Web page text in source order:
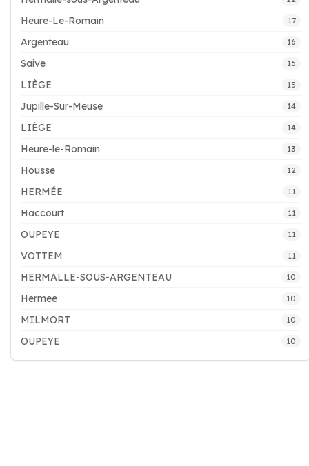
Heure-Le-Romain 17
Argenteau 16
Saive 16
LIÈGE 15
Jupille-Sur-Meuse 14
LIÈGE 14
Heure-le-Romain 13
Housse 12
HERMÉE 11
Haccourt 11
OUPEYE 11
VOTTEM 11
HERMALLE-SOUS-ARGENTEAU 10
Hermee 10
MILMORT 10
OUPEYE 10